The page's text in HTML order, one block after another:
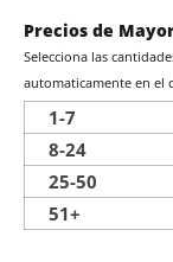
Precios de
Selecciona las
automaticamente en el
1-7
8-24
25-50
51+